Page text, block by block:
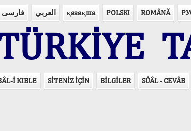
فارسی العربي қазақша POLSKI ROMÂNĂ
İ KIBLE SİTENİZ İÇİN BİLGİLER SÜÂL - CEVÂB